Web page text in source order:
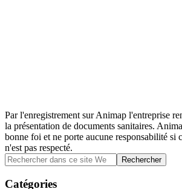
Par l'enregistrement sur Animap l'entreprise
la présentation de documents sanitaires.
bonne foi et ne porte aucune responsabilité si
n'est pas respecté.
Barre
latérale
Rechercher
dans
ce
Catégories